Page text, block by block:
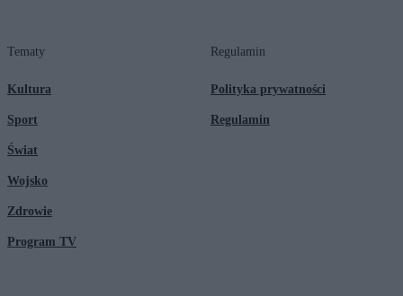
Tematy
Kultura
Sport
Świat
Wojsko
Zdrowie
Program TV
Regulamin
Polityka prywatności
Regulamin